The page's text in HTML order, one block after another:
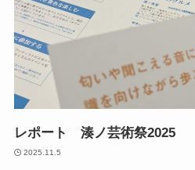
レポート 湊ノ芸術祭2025
2025.11.5